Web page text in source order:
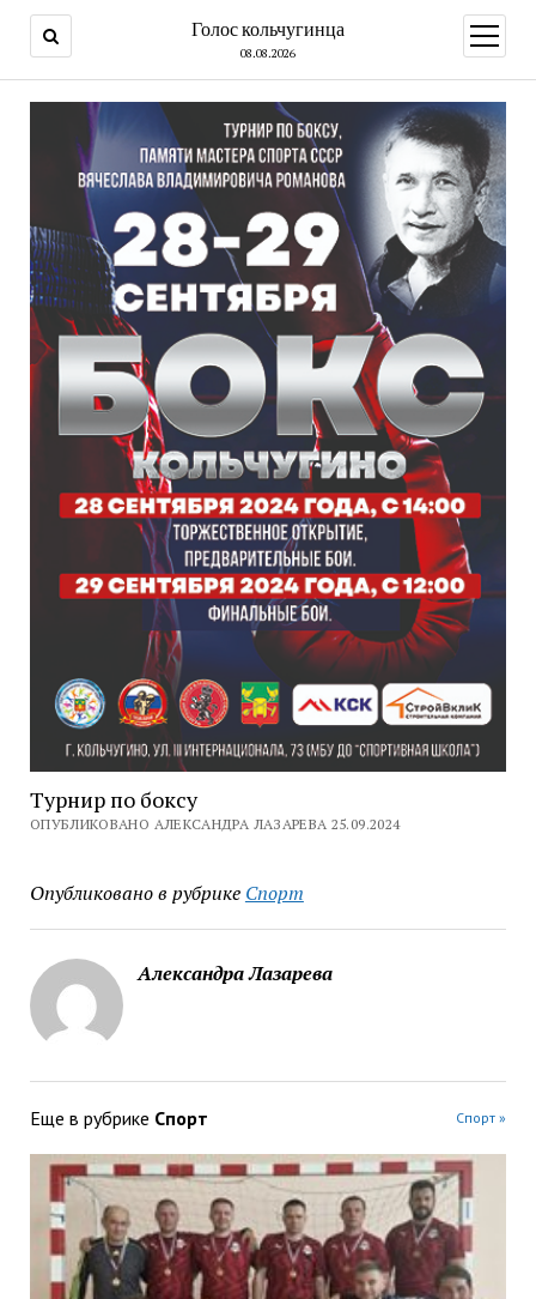
Голос кольчугинца
08.08.2026
меню
Турнир по боксу
ОПУБЛИКОВАНО АЛЕКСАНДРА ЛАЗАРЕВА 25.09.2024
Опубликовано в рубрике Спорт
Александра Лазарева
Еще в рубрике Спорт Спорт »